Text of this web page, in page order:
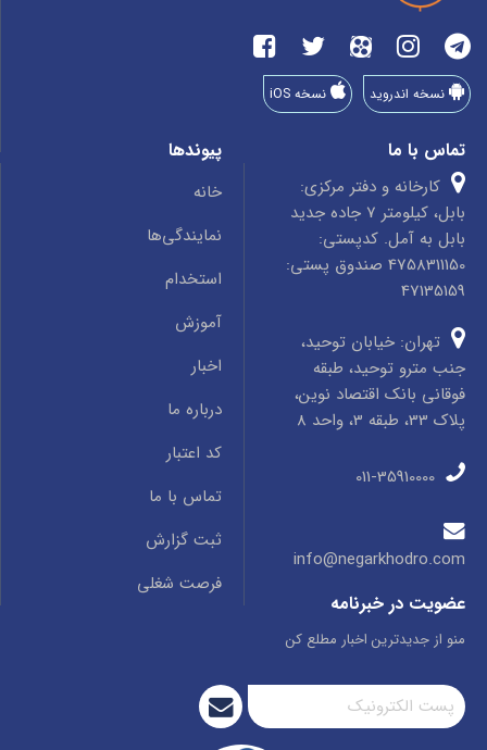
نسخه اندروید نسخه iOS
تماس با ما
کارخانه و دفتر مرکزی:
بابل، کیلومتر 7 جاده جدید
بابل به آمل. کدپستی:
4758311150 صندوق پستی:
47135159
تهران: خیابان توحید،
جنب مترو توحید، طبقه
فوقانی بانک اقتصاد نوین،
پلاک 33، طبقه 3، واحد 8
info@negarkhodro.com
پیوندها
خانه
نمایندگی‌ها
استخدام
آموزش
اخبار
درباره ما
کد اعتبار
تماس با ما
ثبت گزارش
فرصت شغلی
عضویت در خبرنامه
منو از جدیدترین اخبار مطلع کن